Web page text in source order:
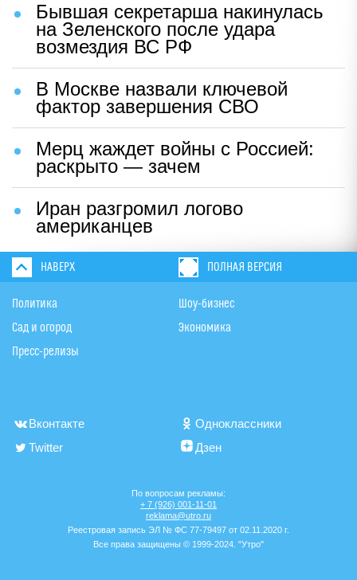
Бывшая секретарша накинулась
на Зеленского после удара
возмездия ВС РФ
В Москве назвали ключевой
фактор завершения СВО
Мерц жаждет войны с Россией:
раскрыто — зачем
Иран разгромил логово
американцев
НАВЕРХ ПОЛНАЯ ВЕРСИЯ
Политика
Сад и огород
Пресс-релизы
Шоу-бизнес
Экономика
Вконтакте
Одноклассники
Twitter
Дзен
По вопросам рекламы:
+ 7 (926) 001-11-01
reklama@utro.ru
Реестровая запись ЭЛ № ФС 77-79497 от 02.11.2020 г.
Все права защищены © 1999-2024. "Утро"